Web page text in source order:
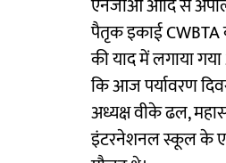
एनजीओ आदि से
पैतृक इकाई CWBTA
की याद में लगाया
कि आज पर्यावरण
अध्यक्ष वीके ढल,
इंटरनेशनल स्कूल के ए